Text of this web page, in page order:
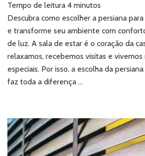
o
clima
da
casa
com
a
persiana
estar
certa
Tempo de leitura 4 minutos
Descubra como escolher a persiana
e transforme seu ambiente com
de luz. A sala de estar é o coração da
relaxamos, recebemos visitas e
especiais. Por isso, a escolha da
faz toda a diferença …